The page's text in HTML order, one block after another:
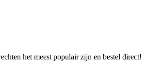
het meest populair zijn en bestel direct!